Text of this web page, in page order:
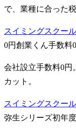
で、業種に合った
スイミングスクー
0円創業くん手数料
会社設立手数料0円
カット。
スイミングスクー
弥生シリーズ初年